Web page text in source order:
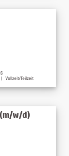
Vollzeit/Teilzeit
w/d)